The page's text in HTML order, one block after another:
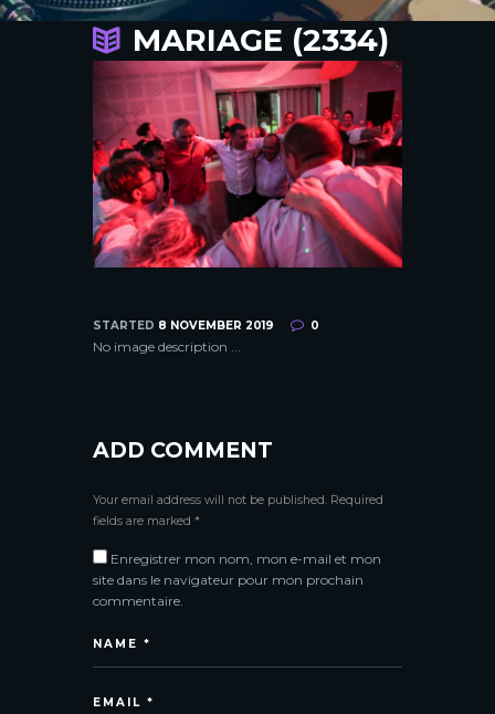
MARIAGE (2334)
STARTED 8 NOVEMBER 2019 0
No image description ...
ADD COMMENT
Your email address will not be published. Required
fields are marked *
Enregistrer mon nom, mon e-mail et mon
site dans le navigateur pour mon prochain
commentaire.
A
l
e
r
n
t
i
e